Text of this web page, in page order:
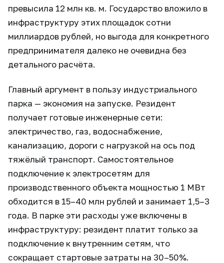
превысила 12 млн кв. м. Государство вложило в
инфраструктуру этих площадок сотни
миллиардов рублей, но выгода для конкретного
предпринимателя далеко не очевидна без
детального расчёта.
Главный аргумент в пользу индустриального
парка — экономия на запуске. Резидент
получает готовые инженерные сети:
электричество, газ, водоснабжение,
канализацию, дороги с нагрузкой на ось под
тяжёлый транспорт. Самостоятельное
подключение к электросетям для
производственного объекта мощностью 1 МВт
обходится в 15–40 млн рублей и занимает 1,5–3
года. В парке эти расходы уже включены в
инфраструктуру: резидент платит только за
подключение к внутренним сетям, что
сокращает стартовые затраты на 30–50%.